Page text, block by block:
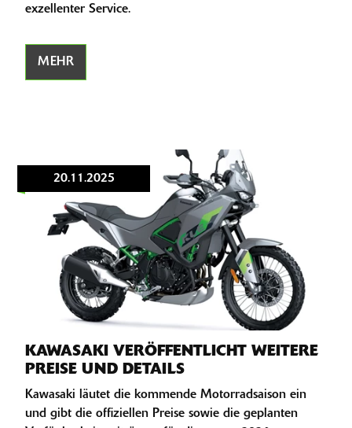
exzellenter Service.
MEHR
20.11.2025
KAWASAKI VERÖFFENTLICHT WEITERE
PREISE UND DETAILS
Kawasaki läutet die kommende Motorradsaison ein
und gibt die offiziellen Preise sowie die geplanten